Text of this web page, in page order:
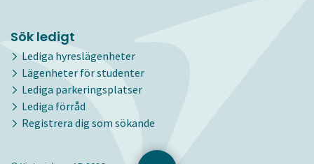
Sök ledigt
Lediga hyreslägenheter
Lägenheter för studenter
Lediga parkeringsplatser
Lediga förråd
Registrera dig som sökande